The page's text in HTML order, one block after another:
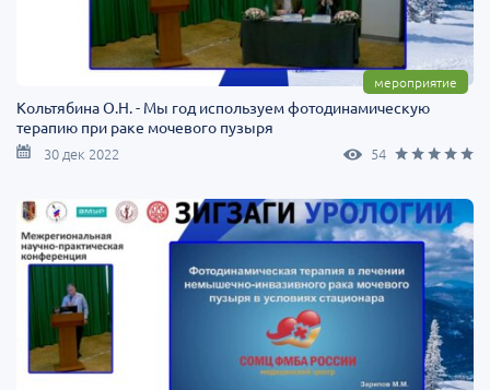
мероприятие
Кольтябина О.Н. - Мы год используем фотодинамическую
терапию при раке мочевого пузыря
30 дек 2022 54